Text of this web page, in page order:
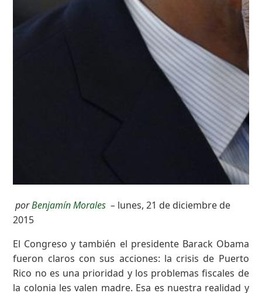
porBenjamín Morales – lunes, 21 de diciembre de
2015
El Congreso y también el presidente Barack Obama
fueron claros con sus acciones: la crisis de Puerto
Rico no es una prioridad y los problemas fiscales de
la colonia les valen madre. Esa es nuestra realidad y